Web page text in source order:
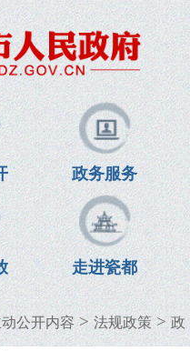
政务服务
走进瓷都
公开内容>法规政策>政